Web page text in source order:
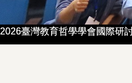
2026臺灣教育哲學學會國際研
2026臺灣教育哲學學會國際研